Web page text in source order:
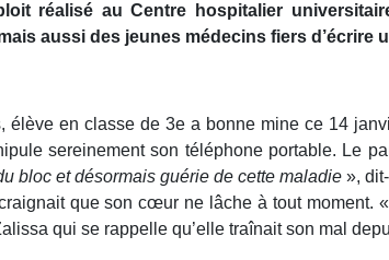
réalisé au Centre hospitalier
aussi des jeunes médecins fiers d’écrire
élève en classe de 3e a bonne mine ce 14
sereinement son téléphone portable. Le
bloc et désormais guérie de cette maladie »,
que son cœur ne lâche à tout moment.
qui se rappelle qu’elle traînait son mal